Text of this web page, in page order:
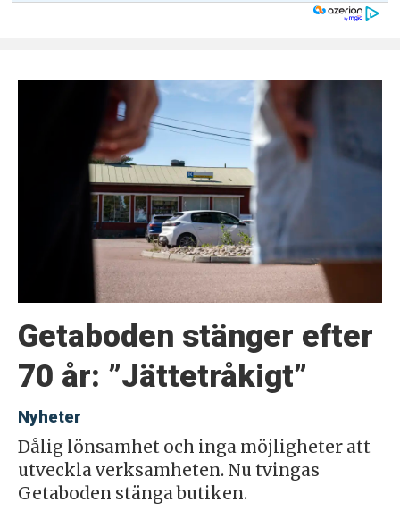
Getaboden stänger efter
70 år: ”Jättetråkigt”
Nyheter
Dålig lönsamhet och inga möjligheter att
utveckla verksamheten. Nu tvingas
Getaboden stänga butiken.